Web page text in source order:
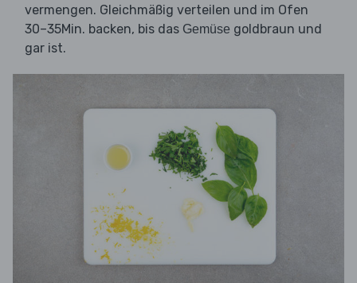
vermengen. Gleichmäßig verteilen und im Ofen
30–35Min. backen, bis das Gemüse goldbraun und
gar ist.